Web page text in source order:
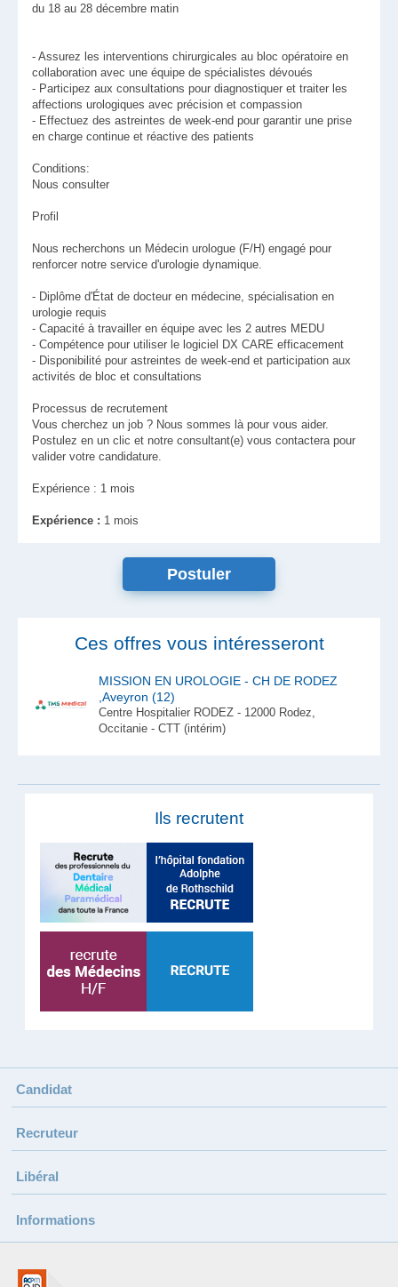
du 18 au 28 décembre matin
- Assurez les interventions chirurgicales au bloc opératoire en
collaboration avec une équipe de spécialistes dévoués
- Participez aux consultations pour diagnostiquer et traiter les
affections urologiques avec précision et compassion
- Effectuez des astreintes de week-end pour garantir une prise
en charge continue et réactive des patients
Conditions:
Nous consulter
Profil
Nous recherchons un Médecin urologue (F/H) engagé pour
renforcer notre service d'urologie dynamique.
- Diplôme d'État de docteur en médecine, spécialisation en
urologie requis
- Capacité à travailler en équipe avec les 2 autres MEDU
- Compétence pour utiliser le logiciel DX CARE efficacement
- Disponibilité pour astreintes de week-end et participation aux
activités de bloc et consultations
Processus de recrutement
Vous cherchez un job ? Nous sommes là pour vous aider.
Postulez en un clic et notre consultant(e) vous contactera pour
valider votre candidature.
Expérience : 1 mois
Expérience : 1 mois
Ces offres vous intéresseront
MISSION EN UROLOGIE - CH DE RODEZ
,Aveyron (12)
Centre Hospitalier RODEZ - 12000 Rodez,
Occitanie - CTT (intérim)
Ils recrutent
Candidat
Recruteur
Libéral
Informations